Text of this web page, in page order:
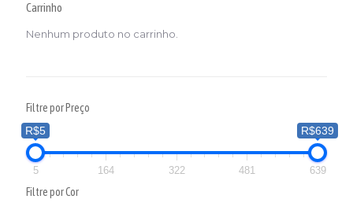
Carrinho
Nenhum produto no carrinho.
Filtre por Preço
R$5
R$639
5 164 322 481 639
Filtre por Cor